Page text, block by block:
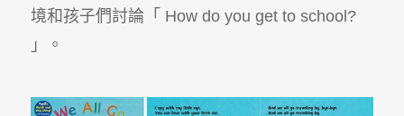
境和孩子們討論「 How do you get to school?
」。